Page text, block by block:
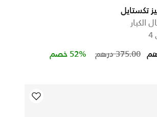
تكستايل
الكبار
Price reduced from
375.00 درهم to 52% خصم